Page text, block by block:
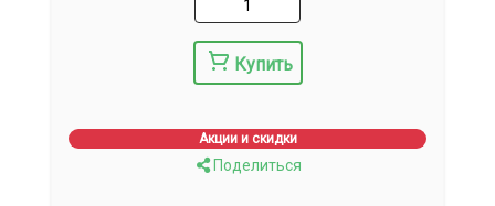
Купить
Акции и скидки
Поделиться